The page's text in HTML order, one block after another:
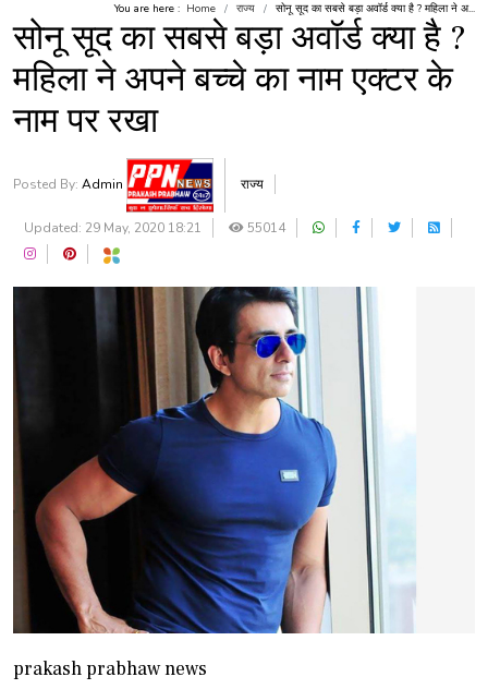
You are here : Home राज्य सोनू सूद का सबसे बड़ा अवॉर्ड क्या है ? महिला ने अ...
सोनू सूद का सबसे बड़ा अवॉर्ड क्या है ?
महिला ने अपने बच्चे का नाम एक्टर के
नाम पर रखा
Posted By: Admin राज्य
Updated: 29 May, 2020 18:21 55014
prakash prabhaw news